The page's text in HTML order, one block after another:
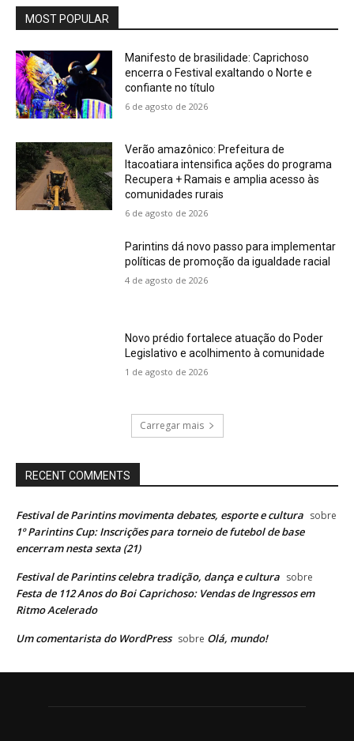
MOST POPULAR
Manifesto de brasilidade: Caprichoso
encerra o Festival exaltando o Norte e
confiante no título
6 de agosto de 2026
Verão amazônico: Prefeitura de
Itacoatiara intensifica ações do programa
Recupera + Ramais e amplia acesso às
comunidades rurais
6 de agosto de 2026
Parintins dá novo passo para implementar
políticas de promoção da igualdade racial
4 de agosto de 2026
Novo prédio fortalece atuação do Poder
Legislativo e acolhimento à comunidade
1 de agosto de 2026
Carregar mais
RECENT COMMENTS
Festival de Parintins movimenta debates, esporte e cultura sobre
1º Parintins Cup: Inscrições para torneio de futebol de base
encerram nesta sexta (21)
Festival de Parintins celebra tradição, dança e cultura sobre
Festa de 112 Anos do Boi Caprichoso: Vendas de Ingressos em
Ritmo Acelerado
Um comentarista do WordPress sobre Olá, mundo!